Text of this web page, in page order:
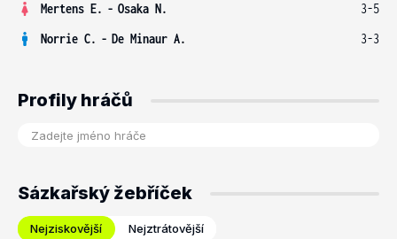
Mertens E. - Osaka N.
3-5
Norrie C. - De Minaur A. 3-3
Profily hráčů
Sázkařský žebříček
Nejziskovější Nejztrátovější